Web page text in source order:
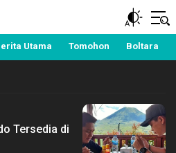
Utara, Kawanua, Politik,
Kriminal dan Nasional
Utama Tomohon Boltara
Tersedia di